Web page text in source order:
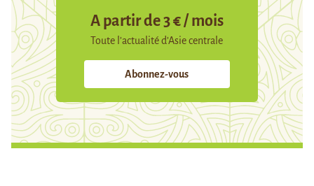
A partir de 3 € / mois
Toute l’actualité d’Asie centrale
Abonnez-vous